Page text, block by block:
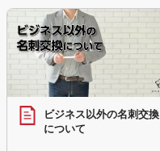
ビジネス以外の名刺交換
について